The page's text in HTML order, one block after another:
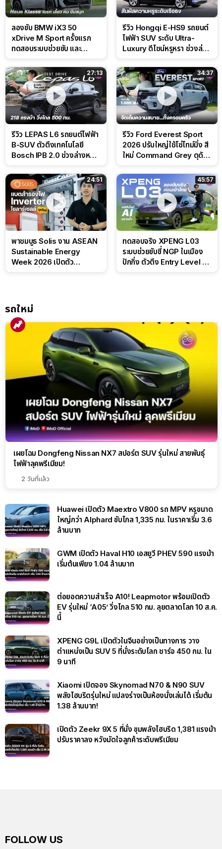
ลองขับ BMW iX3 50
xDrive M Sport ครั้งแรก
ทดสอบระบบช่วยขับ และ
สนาม
รีวิว Hongqi E-HS9 รถยนต์
ไฟฟ้า SUV ระดับ Ultra-
Luxury ดีไซน์หรูหรา ช่วงล่าง
27:13
รีวิว LEPAS L6 รถยนต์ไฟฟ้า
B-SUV ตัวตึงเทคโนโลยี
Bosch IPB 2.0 ช่วงล่างหนึบ
34:37
รีวิว Ford Everest Sport
2026 ปรับใหญ่ใช้โซ่ไทม์มิ่ง สี
ใหม่ Command Grey ดุดัน
24:51
พาชมบูธ Solis งาน ASEAN
Sustainable Energy
Week 2026 เปิดตัว
45:57
ทดสอบจริง XPENG L03
ระบบช่วยขับขี่ NGP ในเมือง
ปักกิ่ง ตัวตึง Entry Level ที่
รถใหม่
เผยโฉม Dongfeng Nissan NX7 สปอร์ต SUV รุ่นใหม่ สายพันธุ์
ไฟฟ้าลุคพรีเมียม!
2 วันที่แล้ว
Huawei เปิดตัว Maextro V800 รถ MPV หรูขนาด
ใหญ่กว่า Alphard ขับไกล 1,335 กม. ในราคาเริ่ม 3.6
ล้านบาท
GWM เปิดตัว Haval H10 เอสยูวี PHEV 590 แรงม้า
เริ่มต้นเพียง 1.04 ล้านบาท
ต่อยอดความสำเร็จ A10! Leapmotor พร้อมเปิดตัว
EV รุ่นใหม่ ‘A05’ วิ่งไกล 510 กม. ลุยตลาดโลก 10 ส.ค.
นี้
XPENG G9L เปิดตัวในจีนอย่างเป็นทางการ วาง
ตำแหน่งเป็น SUV 5 ที่นั่งระดับโลก ชาร์จ 450 กม. ใน
9 นาที
Xiaomi เปิดจอง Skynomad N70 & N90 SUV
พลังไฮบริดรุ่นใหม่ แปลงร่างเป็นห้องนั่งเล่นได้ เริ่มต้น
1.38 ล้านบาท!
เปิดตัว Zeekr 9X 5 ที่นั่ง ขุมพลังไฮบริด 1,381 แรงม้า
ปรับราคาลง หวังมัดใจลูกค้าระดับพรีเมียม
FOLLOW US